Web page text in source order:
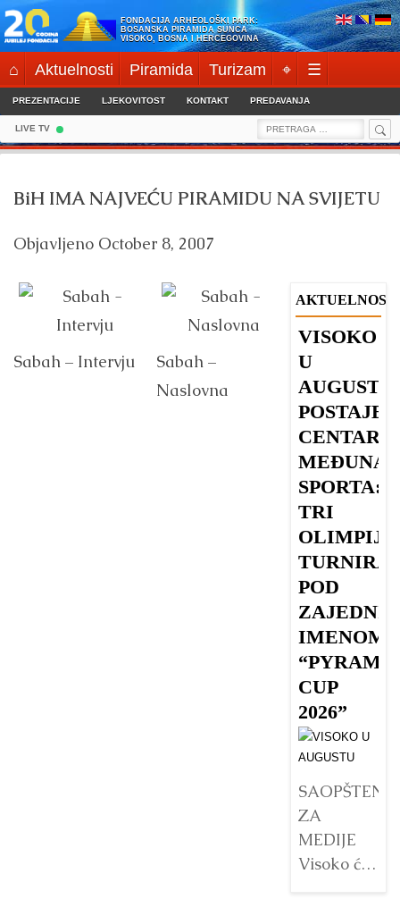
Skip
to
content
FONDACIJA ARHEOLOŠKI PARK:
BOSANSKA PIRAMIDA SUNCA
VISOKO, BOSNA I HERCEGOVINA
⌂ Aktuelnosti Piramida Turizam ⌖ ☰
PREZENTACIJE LJEKOVITOST KONTAKT PREDAVANJA
LIVE TV
Search
for:
BiH IMA NAJVEĆU PIRAMIDU NA SVIJETU
Objavljeno October 8, 2007
Sabah – Intervju
Sabah –
Naslovna
VISOKO
U
AUGUSTU
POSTAJE
CENTAR
SPORTA:
TRI
TURNIRA
POD
IMENOM
CUP
2026”
SAOPŠTENJE
ZA
MEDIJE
Visoko će